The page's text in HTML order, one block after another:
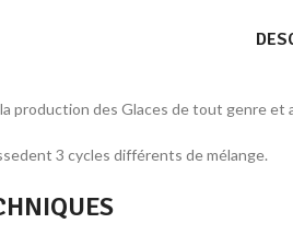
production des Glaces de tout genre et
3 cycles différents de mélange.